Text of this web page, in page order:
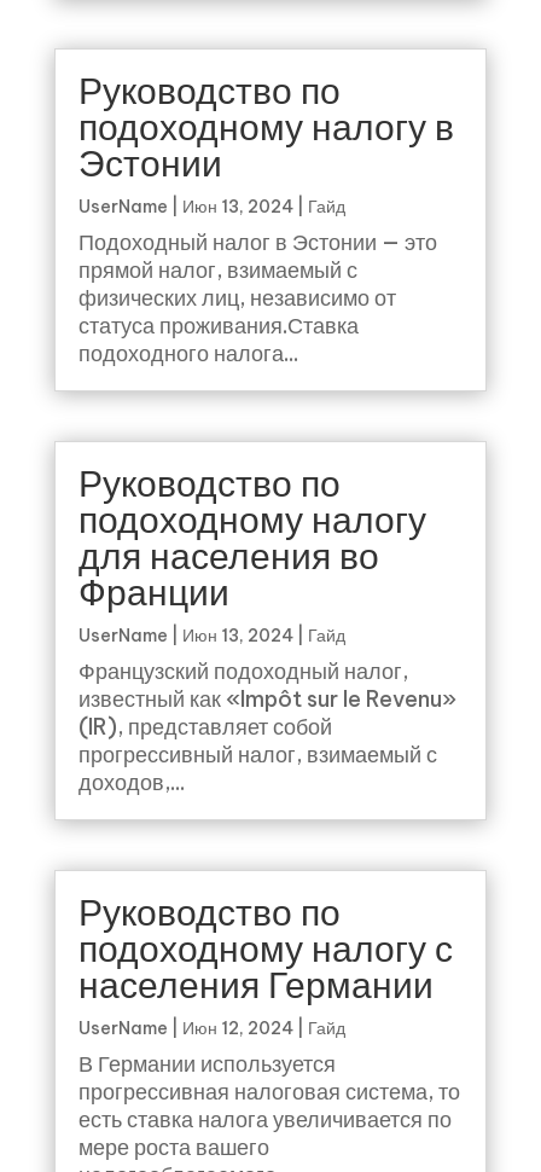
Руководство по
подоходному налогу в
Эстонии
UserName Июн 13, 2024| Гайд
Подоходный налог в Эстонии — это
прямой налог, взимаемый с
физических лиц, независимо от
статуса проживания.Ставка
подоходного налога...
Руководство по
подоходному налогу
для населения во
Франции
UserName Июн 13, 2024| Гайд
Французский подоходный налог,
известный как «Impôt sur le Revenu»
(IR), представляет собой
прогрессивный налог, взимаемый с
доходов,...
Руководство по
подоходному налогу с
населения Германии
UserName Июн 12, 2024| Гайд
В Германии используется
прогрессивная налоговая система, то
есть ставка налога увеличивается по
мере роста вашего